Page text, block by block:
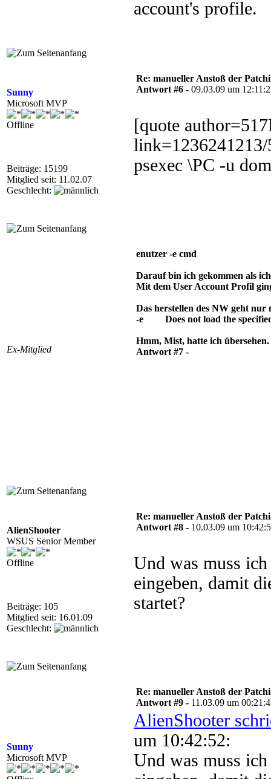
account's profile.
Sunny
Microsoft MVP
Offline
Beiträge: 15199
Mitglied seit: 11.02.07
Geschlecht:
Re: manueller Anstoß der
Antwort #6 - 09.03.09 um
[quote
psexec \PC -u
Ex-Mitglied
enutzer -e cmd
Darauf bin ich gekommen als
Mit dem User Account Profil
Das herstellen des NW geht nur
-e Does not load the
Hmm, Mist, hatte ich
Antwort #7 -
AlienShooter
WSUS Senior Member
Offline
Beiträge: 105
Mitglied seit: 16.01.09
Geschlecht:
Re: manueller Anstoß der
Antwort #8 - 10.03.09 um
Und was muss ich
eingeben, damit
startet?
Sunny
Microsoft MVP
Re: manueller Anstoß der
Antwort #9 - 11.03.09 um
AlienShooter
um 10:42:52:
Und was muss ich